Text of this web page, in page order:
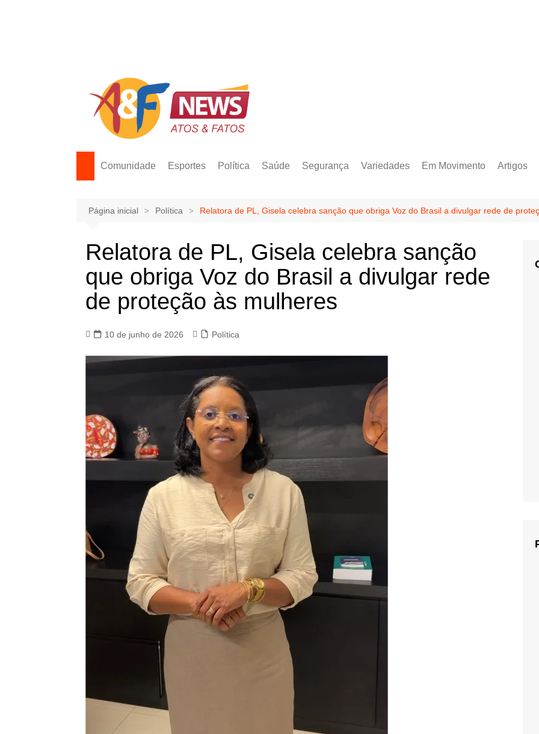
Comunidade Esportes Política Saúde Segurança Variedades Em Movimento Artigos
Página inicial Política Relatora de PL, Gisela celebra sanção que obriga Voz do Brasil a divulgar rede de
Relatora de PL, Gisela celebra sanção
que obriga Voz do Brasil a divulgar rede
de proteção às mulheres
10 de junho de 2026 Política